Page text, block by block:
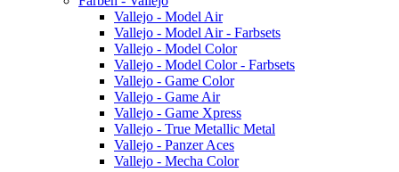
Vallejo - Model Air
Vallejo - Model Air - Farbsets
Vallejo - Model Color
Vallejo - Model Color - Farbsets
Vallejo - Game Color
Vallejo - Game Air
Vallejo - Game Xpress
Vallejo - True Metallic Metal
Vallejo - Panzer Aces
Vallejo - Mecha Color